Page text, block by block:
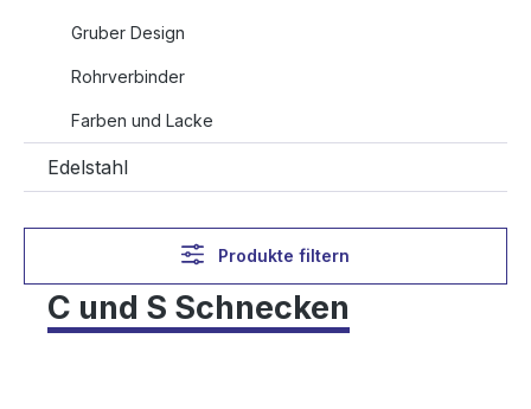
Gruber Design
Rohrverbinder
Farben und Lacke
Edelstahl
Produkte filtern
C und S Schnecken